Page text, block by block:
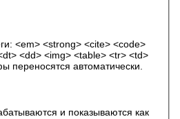
<em> <strong> <cite> <code>
<dd> <img> <table> <tr> <td>
переносятся автоматически.
и показываются как